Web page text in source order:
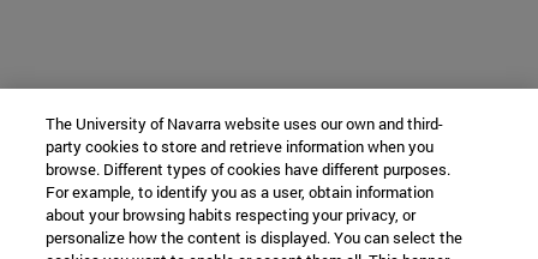
The University of Navarra website uses our own and third-
party cookies to store and retrieve information when you
browse. Different types of cookies have different purposes.
For example, to identify you as a user, obtain information
about your browsing habits respecting your privacy, or
personalize how the content is displayed. You can select the